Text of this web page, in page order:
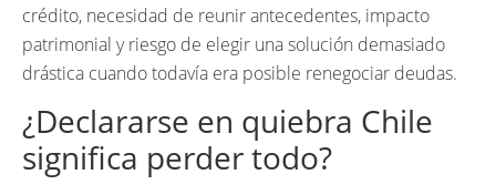
crédito, necesidad de reunir antecedentes, impacto
patrimonial y riesgo de elegir una solución demasiado
drástica cuando todavía era posible renegociar deudas.
¿Declararse en quiebra Chile
significa perder todo?